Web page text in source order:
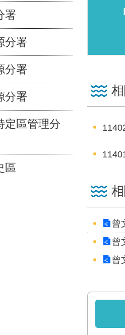
署
分署
分署
分署
定區管理分
區
曾
曾
曾